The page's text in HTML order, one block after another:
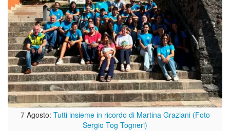
7 Agosto: Tutti insieme in ricordo di Martina Graziani (Foto
Sergio Tog Togneri)